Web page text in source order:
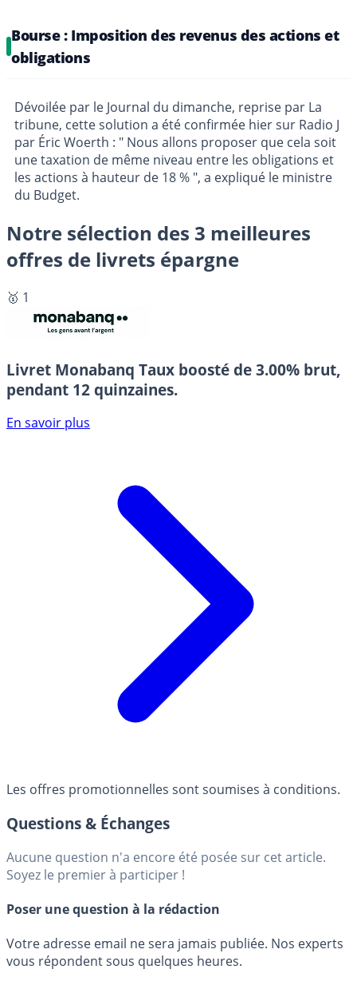
Bourse : Imposition des revenus des actions et
obligations
Dévoilée par le Journal du dimanche, reprise par La
tribune, cette solution a été confirmée hier sur Radio J
par Éric Woerth : " Nous allons proposer que cela soit
une taxation de même niveau entre les obligations et
les actions à hauteur de 18 % ", a expliqué le ministre
du Budget.
Notre sélection des 3 meilleures
offres de livrets épargne
🥇 1
Livret Monabanq Taux boosté de 3.00% brut,
pendant 12 quinzaines.
En savoir plus
Les offres promotionnelles sont soumises à conditions.
Questions & Échanges
Aucune question n'a encore été posée sur cet article.
Soyez le premier à participer !
Poser une question à la rédaction
Votre adresse email ne sera jamais publiée. Nos experts
vous répondent sous quelques heures.